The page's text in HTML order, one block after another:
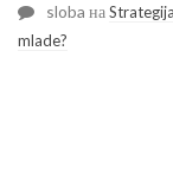
sloba на
mlade?